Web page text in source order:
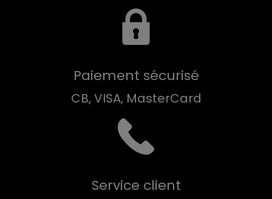
Paiement sécurisé
CB, VISA, MasterCard
Service client